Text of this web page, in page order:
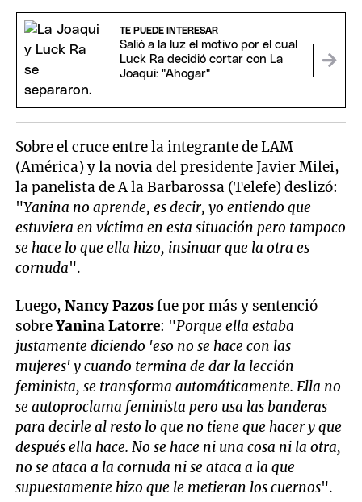
TE PUEDE INTERESAR
Salió a la luz el motivo por el cual
Luck Ra decidió cortar con La
Joaqui: "Ahogar"
Sobre el cruce entre la integrante de LAM
(América) y la novia del presidente Javier Milei,
la panelista de A la Barbarossa (Telefe) deslizó:
"Yanina no aprende, es decir, yo entiendo que
estuviera en víctima en esta situación pero tampoco
se hace lo que ella hizo, insinuar que la otra es
cornuda".
Luego,Nancy Pazosfue por más y sentenció
sobreYanina Latorre: "Porque ella estaba
justamente diciendo 'eso no se hace con las
mujeres' y cuando termina de dar la lección
feminista, se transforma automáticamente. Ella no
se autoproclama feminista pero usa las banderas
para decirle al resto lo que no tiene que hacer y que
después ella hace. No se hace ni una cosa ni la otra,
no se ataca a la cornuda ni se ataca a la que
supuestamente hizo que le metieran los cuernos".